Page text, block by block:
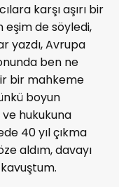
karşı aşırı bir
eşim de söyledi,
yazdı, Avrupa
ben ne
bir mahkeme
boyun
hukukuna
40 yıl çıkma
aldım, davayı